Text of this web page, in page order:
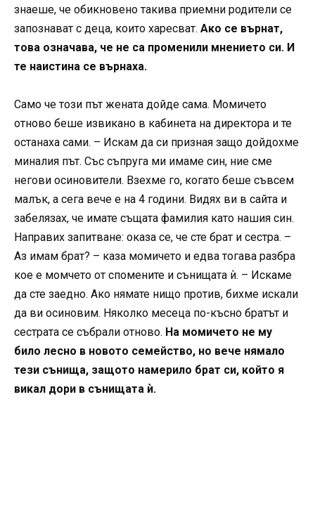
знаеше, че обикновено такива приемни родители се
запознават с деца, които харесват. Ако се върнат,
това означава, че не са променили мнението си. И
те наистина се върнаха.
Само че този път жената дойде сама. Момичето
отново беше извикано в кабинета на директора и те
останаха сами. – Искам да си призная защо дойдохме
миналия път. Със съпруга ми имаме син, ние сме
негови осиновители. Взехме го, когато беше съвсем
малък, а сега вече е на 4 години. Видях ви в сайта и
забелязах, че имате същата фамилия като нашия син.
Направих запитване: оказа се, че сте брат и сестра. –
Аз имам брат? – каза момичето и едва тогава разбра
кое е момчето от спомените и сънищата ѝ. – Искаме
да сте заедно. Ако нямате нищо против, бихме искали
да ви осиновим. Няколко месеца по-късно братът и
сестрата се събрали отново. На момичето не му
било лесно в новото семейство, но вече нямало
тези сънища, защото намерило брат си, който я
викал дори в сънищата ѝ.